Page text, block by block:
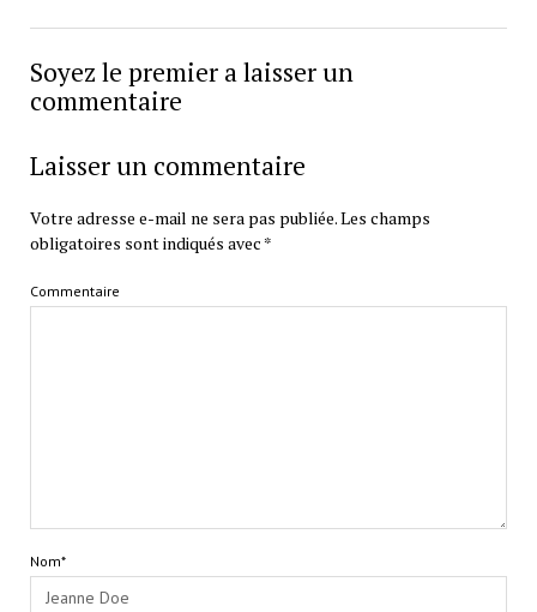
Soyez le premier a laisser un
commentaire
Laisser un commentaire
Votre adresse e-mail ne sera pas publiée.Les champs
obligatoires sont indiqués avec *
Commentaire
Nom*